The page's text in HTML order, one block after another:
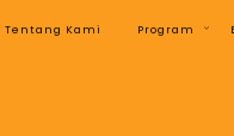
Jengkal
Tentang Kami Program